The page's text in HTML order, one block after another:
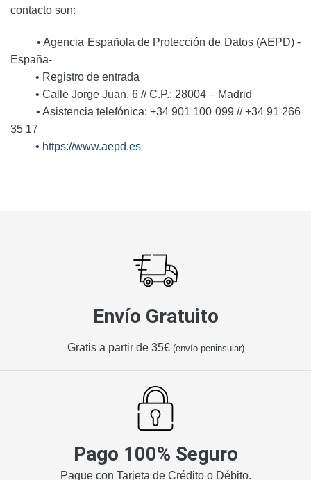
contacto son:
• Agencia Española de Protección de Datos (AEPD) -
España-
• Registro de entrada
• Calle Jorge Juan, 6 // C.P.: 28004 – Madrid
• Asistencia telefónica: +34 901 100 099 // +34 91 266
35 17
• https://www.aepd.es
Envío Gratuito
Gratis a partir de 35€ (envío peninsular)
Pago 100% Seguro
Pague con Tarjeta de Crédito o Débito.